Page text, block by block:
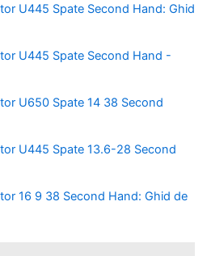
U445 Spate Second Hand: Ghid
U445 Spate Second Hand -
U650 Spate 14 38 Second
U445 Spate 13.6-28 Second
16 9 38 Second Hand: Ghid de